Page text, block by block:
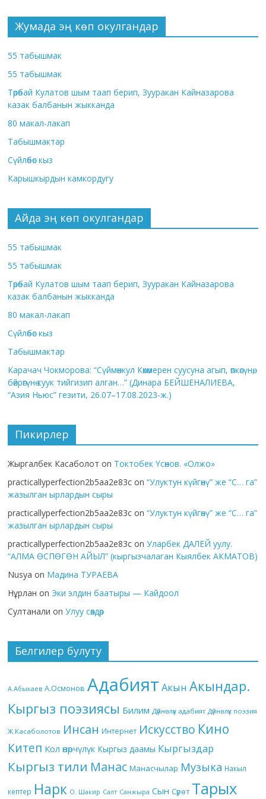
Жумада эң көп окулгандар
55 табышмак
55 табышмак
Төрөбай Кулатов шым таап берип, Зууракан Кайназарова
казак балбанын жыкканда
80 макал-лакап
Табышмактар
Сүйлөбөс кыз
Карышкырдын камкордугу
Айда эң көп окулгандар
55 табышмак
55 табышмак
Төрөбай Кулатов шым таап берип, Зууракан Кайназарова
казак балбанын жыкканда
80 макал-лакап
Сүйлөбөс кыз
Табышмактар
Карачач Чокморова: “Сүймөнкул Көкөмерен суусуна агып, өпкөсүнө,
бөйрөгүнө суук тийгизип алган…” (Динара БЕЙШЕНАЛИЕВА,
“Азия Ньюс” гезити, 26.07–17.08.2023-ж.)
Пикирлер
Жыргалбек Касаболот on Токтобек Үсөнов. «Олжо»
practicallyperfection2b5aa2e83c on“Улуктун күйгөнү” же “С… га”
жазылган ырлардын сыры
practicallyperfection2b5aa2e83c on“Улуктун күйгөнү” же “С… га”
жазылган ырлардын сыры
practicallyperfection2b5aa2e83c onУларбек ДАЛЕЙ уулу.
“АЛМА ӨСПӨГӨН АЙЫЛ” (кыргызчалаган Кыялбек АКМАТОВ)
Nusya on Мадина ТУРАЕВА
Нұрлан on Эки элдин баатыры — Кайдоол
Султанали onУлуу сөздөр
Белгилер булуту
А.Абыкаев А.Осмонов Адабият Акын Акындар.
Кыргыз поэзиясы Билим Дүйнөлүк адабият Дүйнөлүк поэзия
Ж.Касаболотов Инсан Интернет Искусство Кино
Китеп Кол өнөрчүлүк Кыргыз даамы Кыргыздар
Кыргыз тили Манас Манасчылар Музыка Накыл
кептер Нарк О. Шакир Салт Санжыра Сын Сүрөт Тарых